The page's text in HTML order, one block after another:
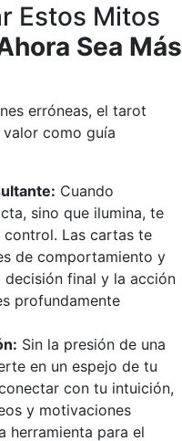
Estos Mitos
Sea Más
erróneas, el tarot
como guía
Cuando
sino que ilumina, te
control. Las cartas te
de comportamiento y
final y la acción
profundamente
Sin la presión de una
en un espejo de tu
con tu intuición,
y motivaciones
herramienta para el